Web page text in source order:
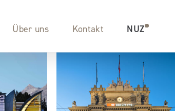
Über uns Kontakt NUZ